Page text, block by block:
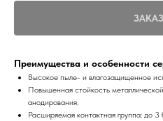
Преимущества и особенности
Высокое пыле- и влагозащищенное
Повышенная стойкость
анодирования.
Расширяемая контактная группа: до 3